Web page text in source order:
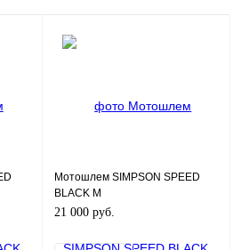
Мотошлем SIMPSON SPEED
BLACK M
21 000 руб.